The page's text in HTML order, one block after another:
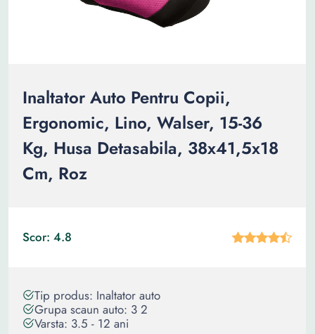
Inaltator Auto Pentru Copii,
Ergonomic, Lino, Walser, 15-36
Kg, Husa Detasabila, 38x41,5x18
Cm, Roz
Scor: 4.8
Tip produs: Inaltator auto
Grupa scaun auto: 3 2
Varsta: 3.5 - 12 ani